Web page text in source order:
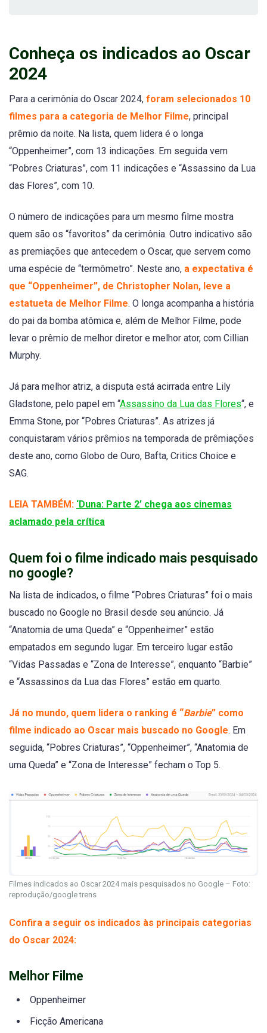
Conheça os indicados ao Oscar
2024
Para a cerimônia do Oscar 2024, foram selecionados 10
filmes para a categoria de Melhor Filme, principal
prêmio da noite. Na lista, quem lidera é o longa
“Oppenheimer”, com 13 indicações. Em seguida vem
“Pobres Criaturas”, com 11 indicações e “Assassino da Lua
das Flores”, com 10.
O número de indicações para um mesmo filme mostra
quem são os “favoritos” da cerimônia. Outro indicativo são
as premiações que antecedem o Oscar, que servem como
uma espécie de “termômetro”. Neste ano, a expectativa é
que “Oppenheimer”, de Christopher Nolan, leve a
estatueta de Melhor Filme. O longa acompanha a história
do pai da bomba atômica e, além de Melhor Filme, pode
levar o prêmio de melhor diretor e melhor ator, com Cillian
Murphy.
Já para melhor atriz, a disputa está acirrada entre Lily
Gladstone, pelo papel em “Assassino da Lua das Flores“, e
Emma Stone, por “Pobres Criaturas”. As atrizes já
conquistaram vários prêmios na temporada de prêmiações
deste ano, como Globo de Ouro, Bafta, Critics Choice e
SAG.
LEIA TAMBÉM: ‘Duna: Parte 2’ chega aos cinemas
aclamado pela crítica
Quem foi o filme indicado mais pesquisado
no google?
Na lista de indicados, o filme “Pobres Criaturas” foi o mais
buscado no Google no Brasil desde seu anúncio. Já
“Anatomia de uma Queda” e “Oppenheimer” estão
empatados em segundo lugar. Em terceiro lugar estão
“Vidas Passadas e “Zona de Interesse”, enquanto “Barbie”
e “Assassinos da Lua das Flores” estão em quarto.
Já no mundo, quem lidera o ranking é “Barbie” como
filme indicado ao Oscar mais buscado no Google. Em
seguida, “Pobres Criaturas”, “Oppenheimer”, “Anatomia de
uma Queda” e “Zona de Interesse” fecham o Top 5.
Filmes indicados ao Oscar 2024 mais pesquisados no Google – Foto:
reprodução/google trens
Confira a seguir os indicados às principais categorias
do Oscar 2024:
Melhor Filme
Oppenheimer
Ficção Americana